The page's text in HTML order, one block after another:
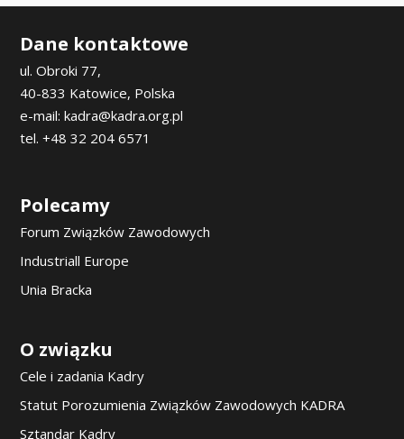
Dane kontaktowe
ul. Obroki 77,
40-833 Katowice, Polska
e-mail: kadra@kadra.org.pl
tel. +48 32 204 6571
Polecamy
Forum Związków Zawodowych
Industriall Europe
Unia Bracka
O związku
Cele i zadania Kadry
Statut Porozumienia Związków Zawodowych KADRA
Sztandar Kadry